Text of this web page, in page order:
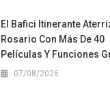
El Bafici Itinerante
Rosario Con Más De 40
Películas Y Funciones
07/08/2026